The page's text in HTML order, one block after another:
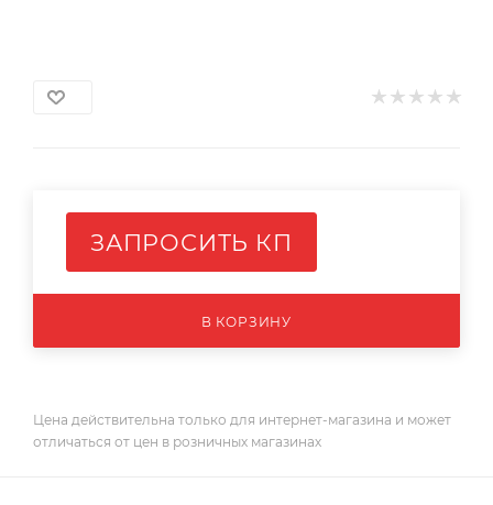
ЗАПРОСИТЬ КП
В КОРЗИНУ
Цена действительна только для интернет-магазина и может
отличаться от цен в розничных магазинах